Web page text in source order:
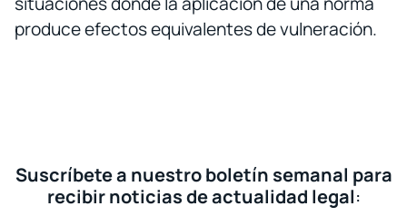
produce efectos equivalentes de vulneración.
Suscríbete a nuestro boletín semanal para
recibir noticias de actualidad legal: